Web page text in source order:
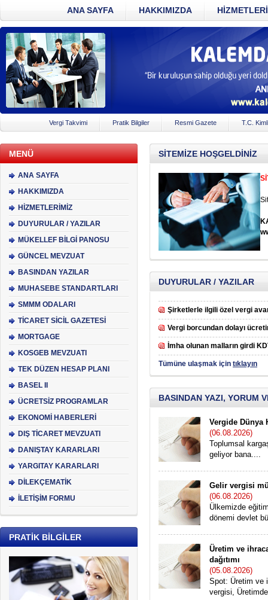
ANA SAYFA HAKKIMIZDA
Vergi Takvimi Pratik Bilgiler Resmi Gazete T.C.
MENÜ
ANA SAYFA
HAKKIMIZDA
HİZMETLERİMİZ
DUYURULAR / YAZILAR
MÜKELLEF BİLGİ PANOSU
GÜNCEL MEVZUAT
BASINDAN YAZILAR
MUHASEBE STANDARTLARI
SMMM ODALARI
TİCARET SİCİL GAZETESİ
MORTGAGE
KOSGEB MEVZUATI
TEK DÜZEN HESAP PLANI
BASEL II
ÜCRETSİZ PROGRAMLAR
EKONOMİ HABERLERİ
DIŞ TİCARET MEVZUATI
DANIŞTAY KARARLARI
YARGITAY KARARLARI
DİLEKÇEMATİK
İLETİŞİM FORMU
PRATİK BİLGİLER
SİTEMİZE HOŞGELDİNİZ
DUYURULAR / YAZILAR
Şirketlerle ilgili özel vergi
Vergi borcundan dolayı
İmha olunan malların girdi
Tümüne ulaşmak için tıklayın
BASINDAN YAZI, YORUM
Vergide Dünya
(06.08.2026)
Toplumsal
geliyor bana....
Gelir vergisi
(06.08.2026)
Ülkemizde
dönemi devlet
Üretim ve
dağıtımı
(05.08.2026)
Spot: Üretim ve
vergisi,